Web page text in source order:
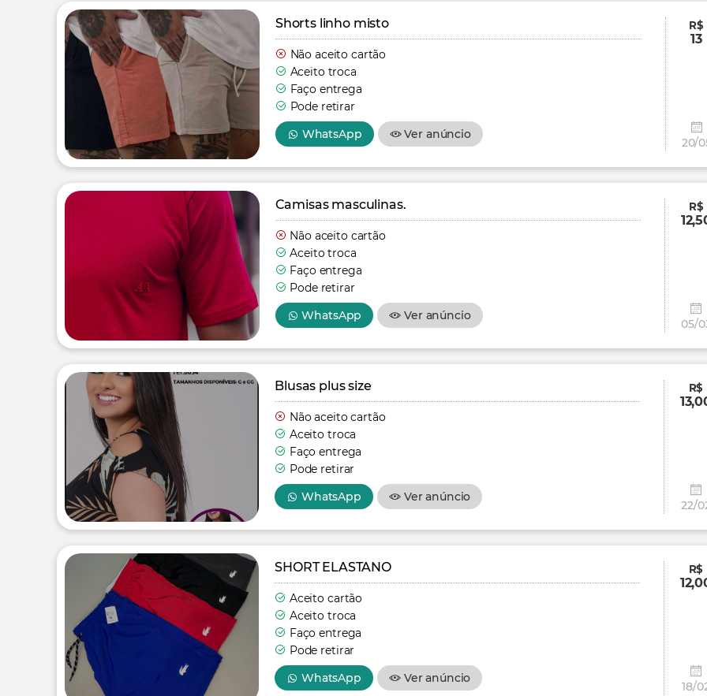
Shorts linho misto
Não aceito cartão
Aceito troca
Faço entrega
Pode retirar
WhatsApp
Ver anúncio
R$
13
20/
Camisas masculinas.
Não aceito cartão
Aceito troca
Faço entrega
Pode retirar
WhatsApp
Ver anúncio
R$
05/
Blusas plus size
Não aceito cartão
Aceito troca
Faço entrega
Pode retirar
WhatsApp
Ver anúncio
R$
22/
SHORT ELASTANO
Aceito cartão
Aceito troca
Faço entrega
Pode retirar
WhatsApp
Ver anúncio
R$
18/